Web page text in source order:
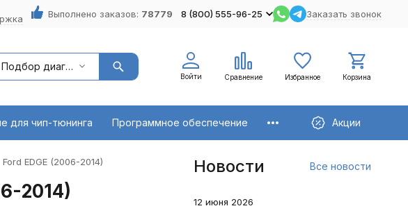
Выполнено заказов: 78779 8 (800) 555-96-25 Заказать звонок
Подбор диагностического оборудования по марке и модели авто
Войти Сравнение Избранное Корзина
для чип-тюнинга Программное обеспечение Акции
Ford EDGE (2006-2014)
2014)
Новости Все новости
12 июня 2026